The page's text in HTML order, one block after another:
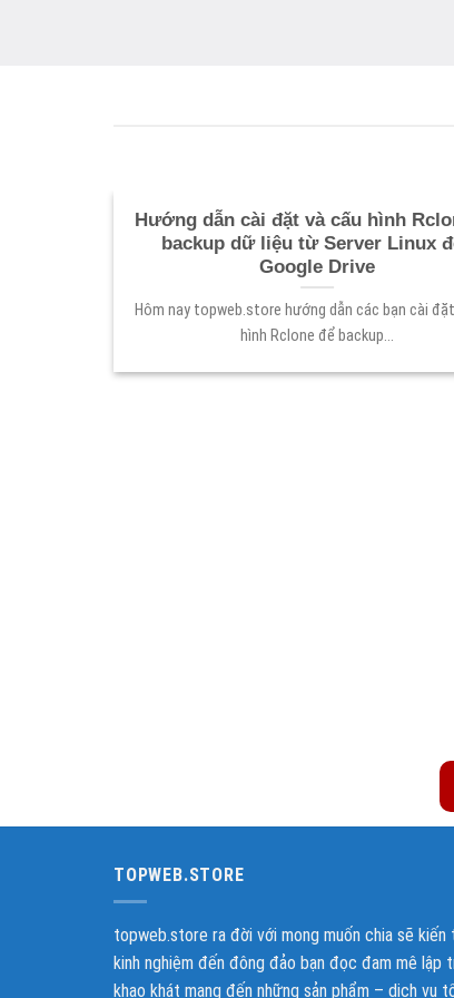
Hướng dẫn cài đặt và cấu hình
backup dữ liệu từ Server Linux
Google Drive
Hôm nay topweb.store hướng dẫn các bạn cài
hình Rclone để backup...
TOPWEB.STORE
topweb.store ra đời với mong muốn chia sẽ
kinh nghiệm đến đông đảo bạn đọc đam mê lập
khao khát mang đến những sản phẩm – dịch vụ